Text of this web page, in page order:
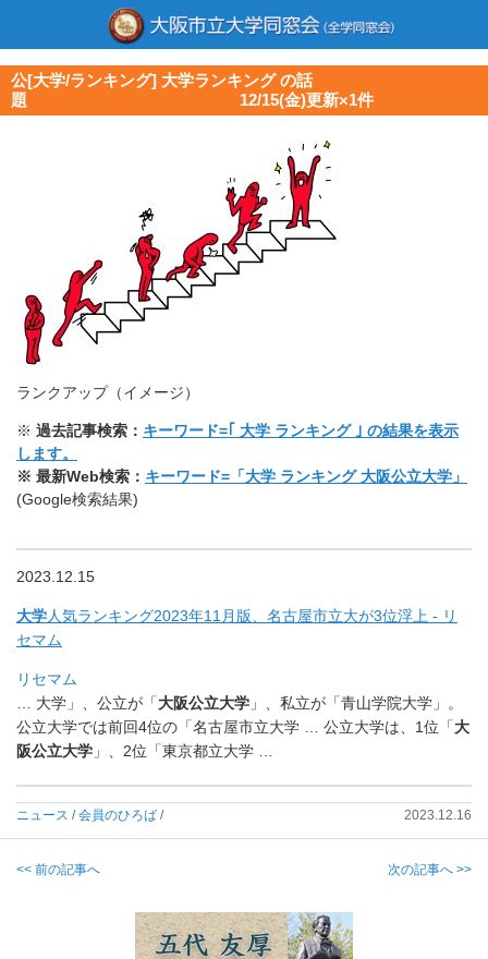
公[大学/ランキング] 大学ランキング の話
題 12/15(金)更新×1件
ランクアップ（イメージ）
※ 過去記事検索： キーワード=｢ 大学 ランキング ｣ の結果を表示
します。
※ 最新Web検索： キーワード=「大学 ランキング 大阪公立大学」
(Google検索結果)
2023.12.15
大学人気ランキング2023年11月版、名古屋市立大が3位浮上 - リ
セマム
リセマム
… 大学」、公立が「大阪公立大学 」、私立が「青山学院大学」。
公立大学では前回4位の「名古屋市立大学 … 公立大学は、1位「大
阪公立大学 」、2位「東京都立大学 …
ニュース /会員のひろば / 2023.12.16
<< 前の記事へ 次の記事へ >>